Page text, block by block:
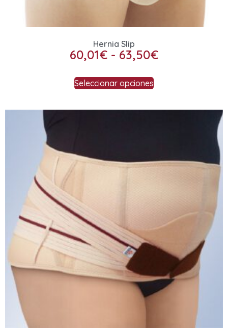
Hernia Slip
60,01€ - 63,50€
Seleccionar opciones